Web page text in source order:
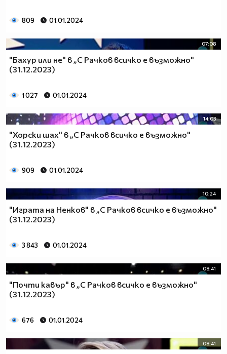
809 01.01.2024
07:08
"Бахур или не" в „С Рачков всичко е възможно"
(31.12.2023)
1 027 01.01.2024
14:03
"Хорски шах" в „С Рачков всичко е възможно"
(31.12.2023)
909 01.01.2024
10:24
"Играта на Ненков" в „С Рачков всичко е възможно"
(31.12.2023)
3 843 01.01.2024
08:41
"Почти кавър" в „С Рачков всичко е възможно"
(31.12.2023)
676 01.01.2024
08:41